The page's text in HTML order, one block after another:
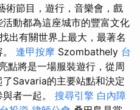
術節目，遊行，音樂會，戲
動都為這座城市的豐富文化
找出有關世界上最大，最著名
逢甲按摩 Szombathely 台
點將是一場服裝遊行，從周
Savaria的主要站點和決定
者一起。 搜尋引擎 白內障